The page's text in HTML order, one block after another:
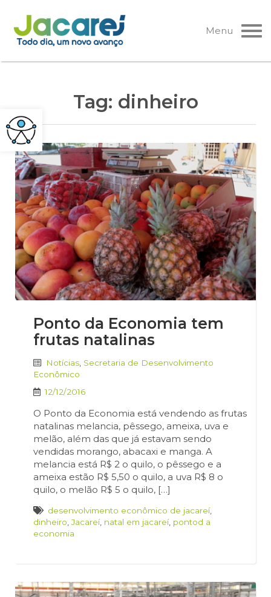
Pular
para
o
Menu
Tag: dinheiro
Ponto da Economia tem
frutas natalinas
Notícias Secretaria de Desenvolvimento
Econômico
12/12/2016
O Ponto da Economia está vendendo as frutas
natalinas melancia, pêssego, ameixa, uva e
melão, além das que já estavam sendo
vendidas morango, abacaxi e manga. A
melancia está R$ 2 o quilo, o pêssego e a
ameixa estão R$ 5,50 o quilo, a uva R$ 8 o
quilo, o melão R$ 5 o quilo, […]
desenvolvimento econômico de jacareí,
dinheiro ,Jacareí, natal em jacareí, pontod a
economia